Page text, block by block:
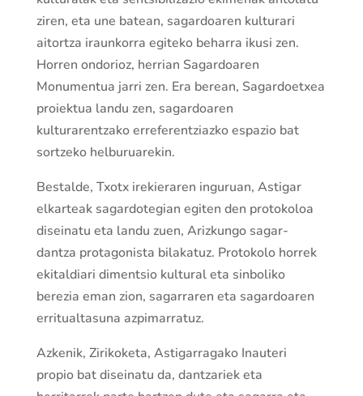
ziren, eta une batean, sagardoaren kulturari
aitortza iraunkorra egiteko beharra ikusi zen.
Horren ondorioz, herrian Sagardoaren
Monumentua jarri zen. Era berean, Sagardoetxea
proiektua landu zen, sagardoaren
kulturarentzako erreferentziazko espazio bat
sortzeko helburuarekin.
Bestalde, Txotx irekieraren inguruan, Astigar
elkarteak sagardotegian egiten den protokoloa
diseinatu eta landu zuen, Arizkungo sagar-
dantza protagonista bilakatuz. Protokolo horrek
ekitaldiari dimentsio kultural eta sinboliko
berezia eman zion, sagarraren eta sagardoaren
erritualtasuna azpimarratuz.
Azkenik, Zirikoketa, Astigarragako Inauteri
propio bat diseinatu da, dantzariek eta